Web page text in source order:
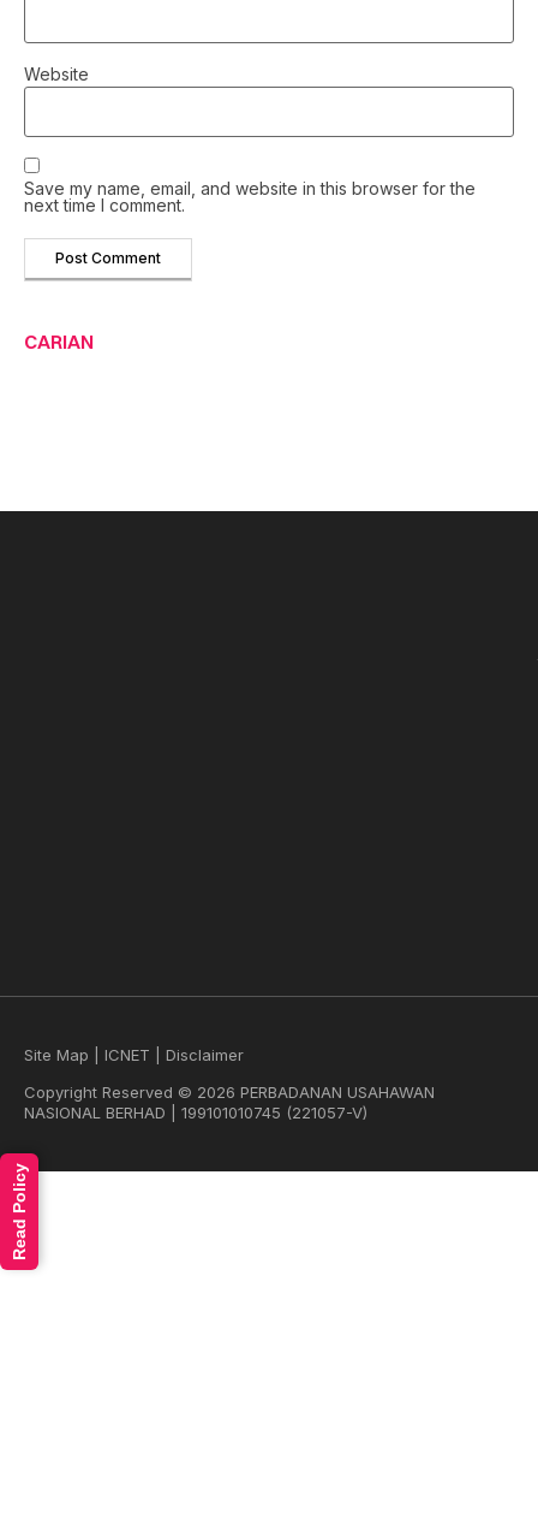
Website
Save my name, email, and website in this browser for the
next time I comment.
CARIAN
Site Map ICNET
Disclaimer
Copyright Reserved © 2026 PERBADANAN USAHAWAN
NASIONAL BERHAD | 199101010745 (221057-V)
Read Policy